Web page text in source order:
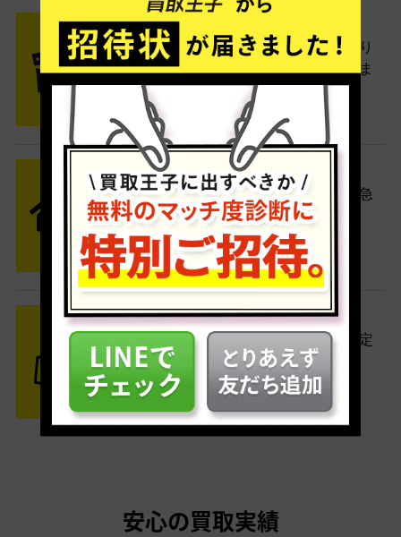
STEP1 お申込み・梱包
ネットでお申込みしたら、箱に売り
たい商品をいろいろ詰めて梱包しま
す。
STEP2 発送
送料無料でご自宅から発送！佐川急
便がご自宅まで引き取りに伺いま
す。
STEP3 ご入金
査定結果はメールでお知らせ。査定
結果がOKなら金額をお支払い！
安心の買取実績